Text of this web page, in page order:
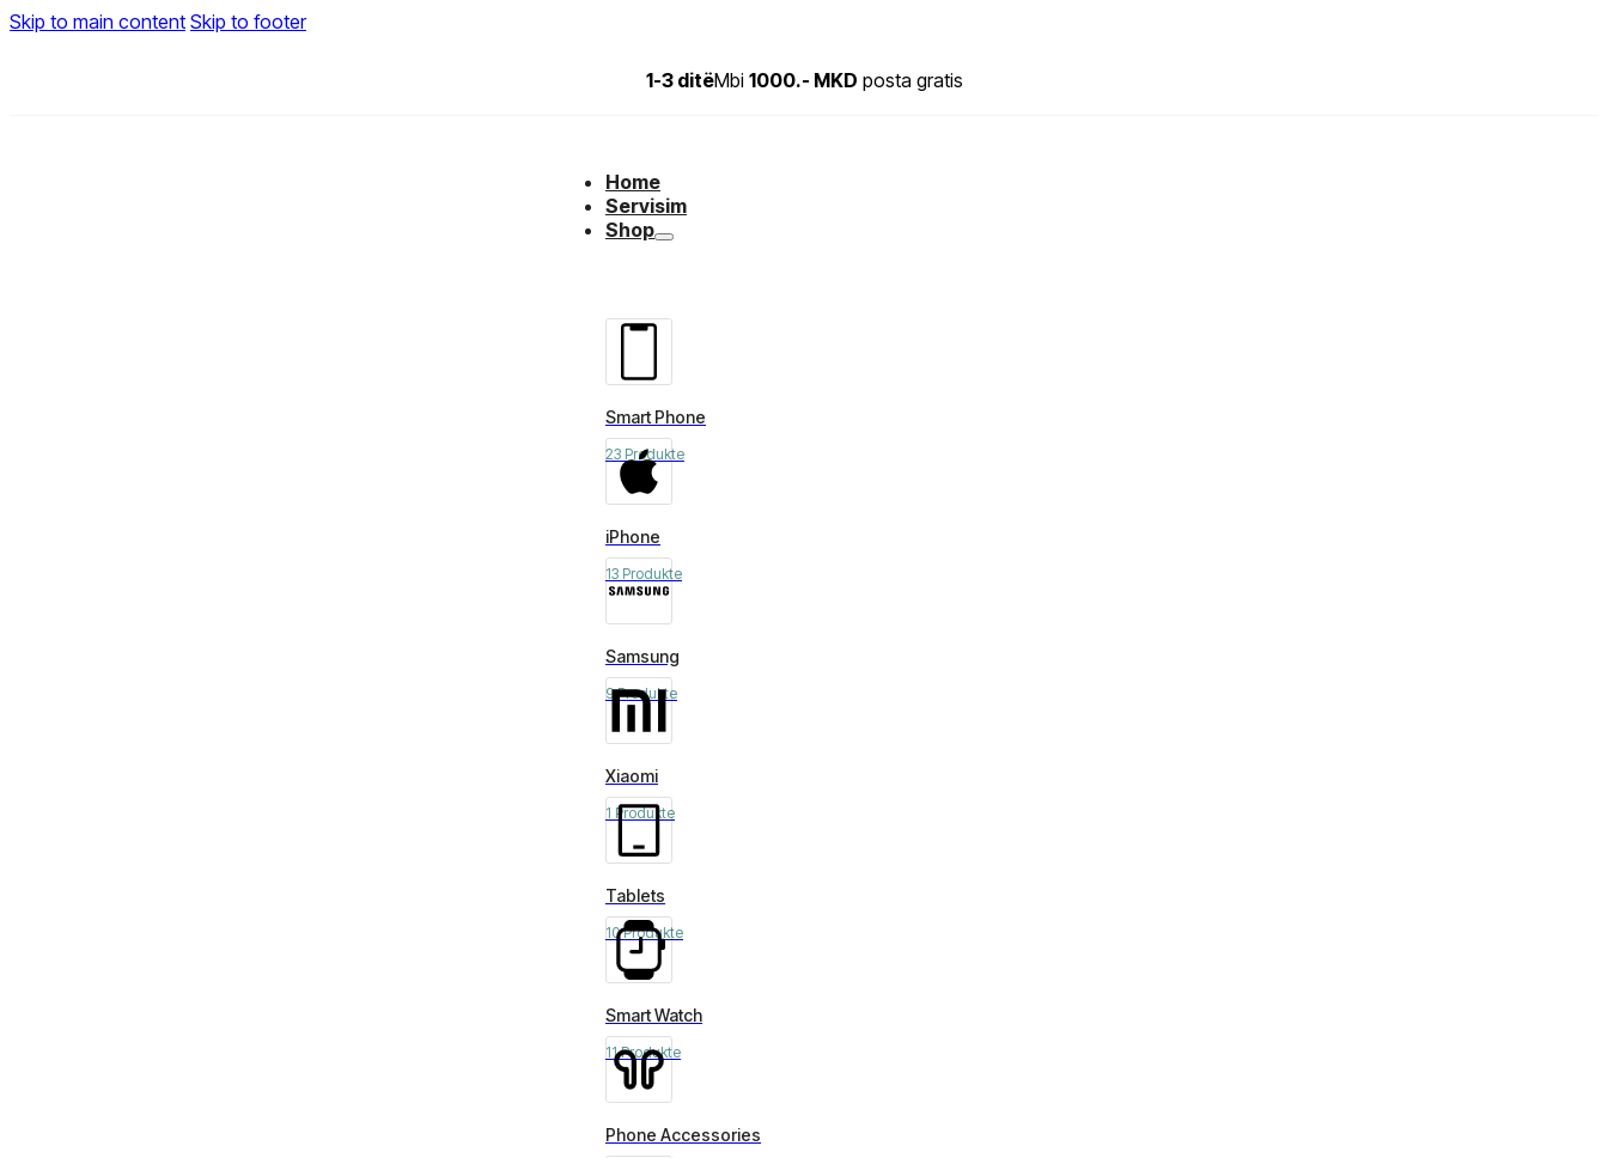
Skip to main content Skip to footer
1-3 ditëMbi 1000.- MKD posta gratis
Home
Servisim
Shop
Smart Phone
23 Produkte
iPhone
13 Produkte
Samsung
9 Produkte
Xiaomi
1 Produkte
Tablets
10 Produkte
Smart Watch
11 Produkte
Phone Accessories